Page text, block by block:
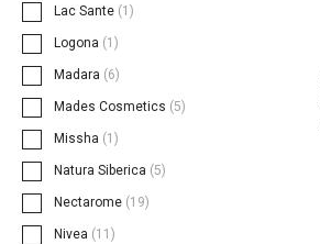
Lac Sante (1)
Logona (1)
Madara (6)
Mades Cosmetics (5)
Missha (1)
Natura Siberica (5)
Nectarome (19)
Nivea (11)